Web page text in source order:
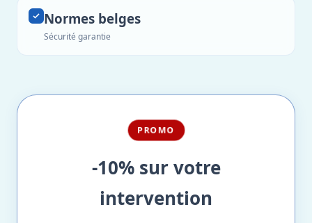
Normes belges
Sécurité garantie
PROMO
-10% sur votre
intervention